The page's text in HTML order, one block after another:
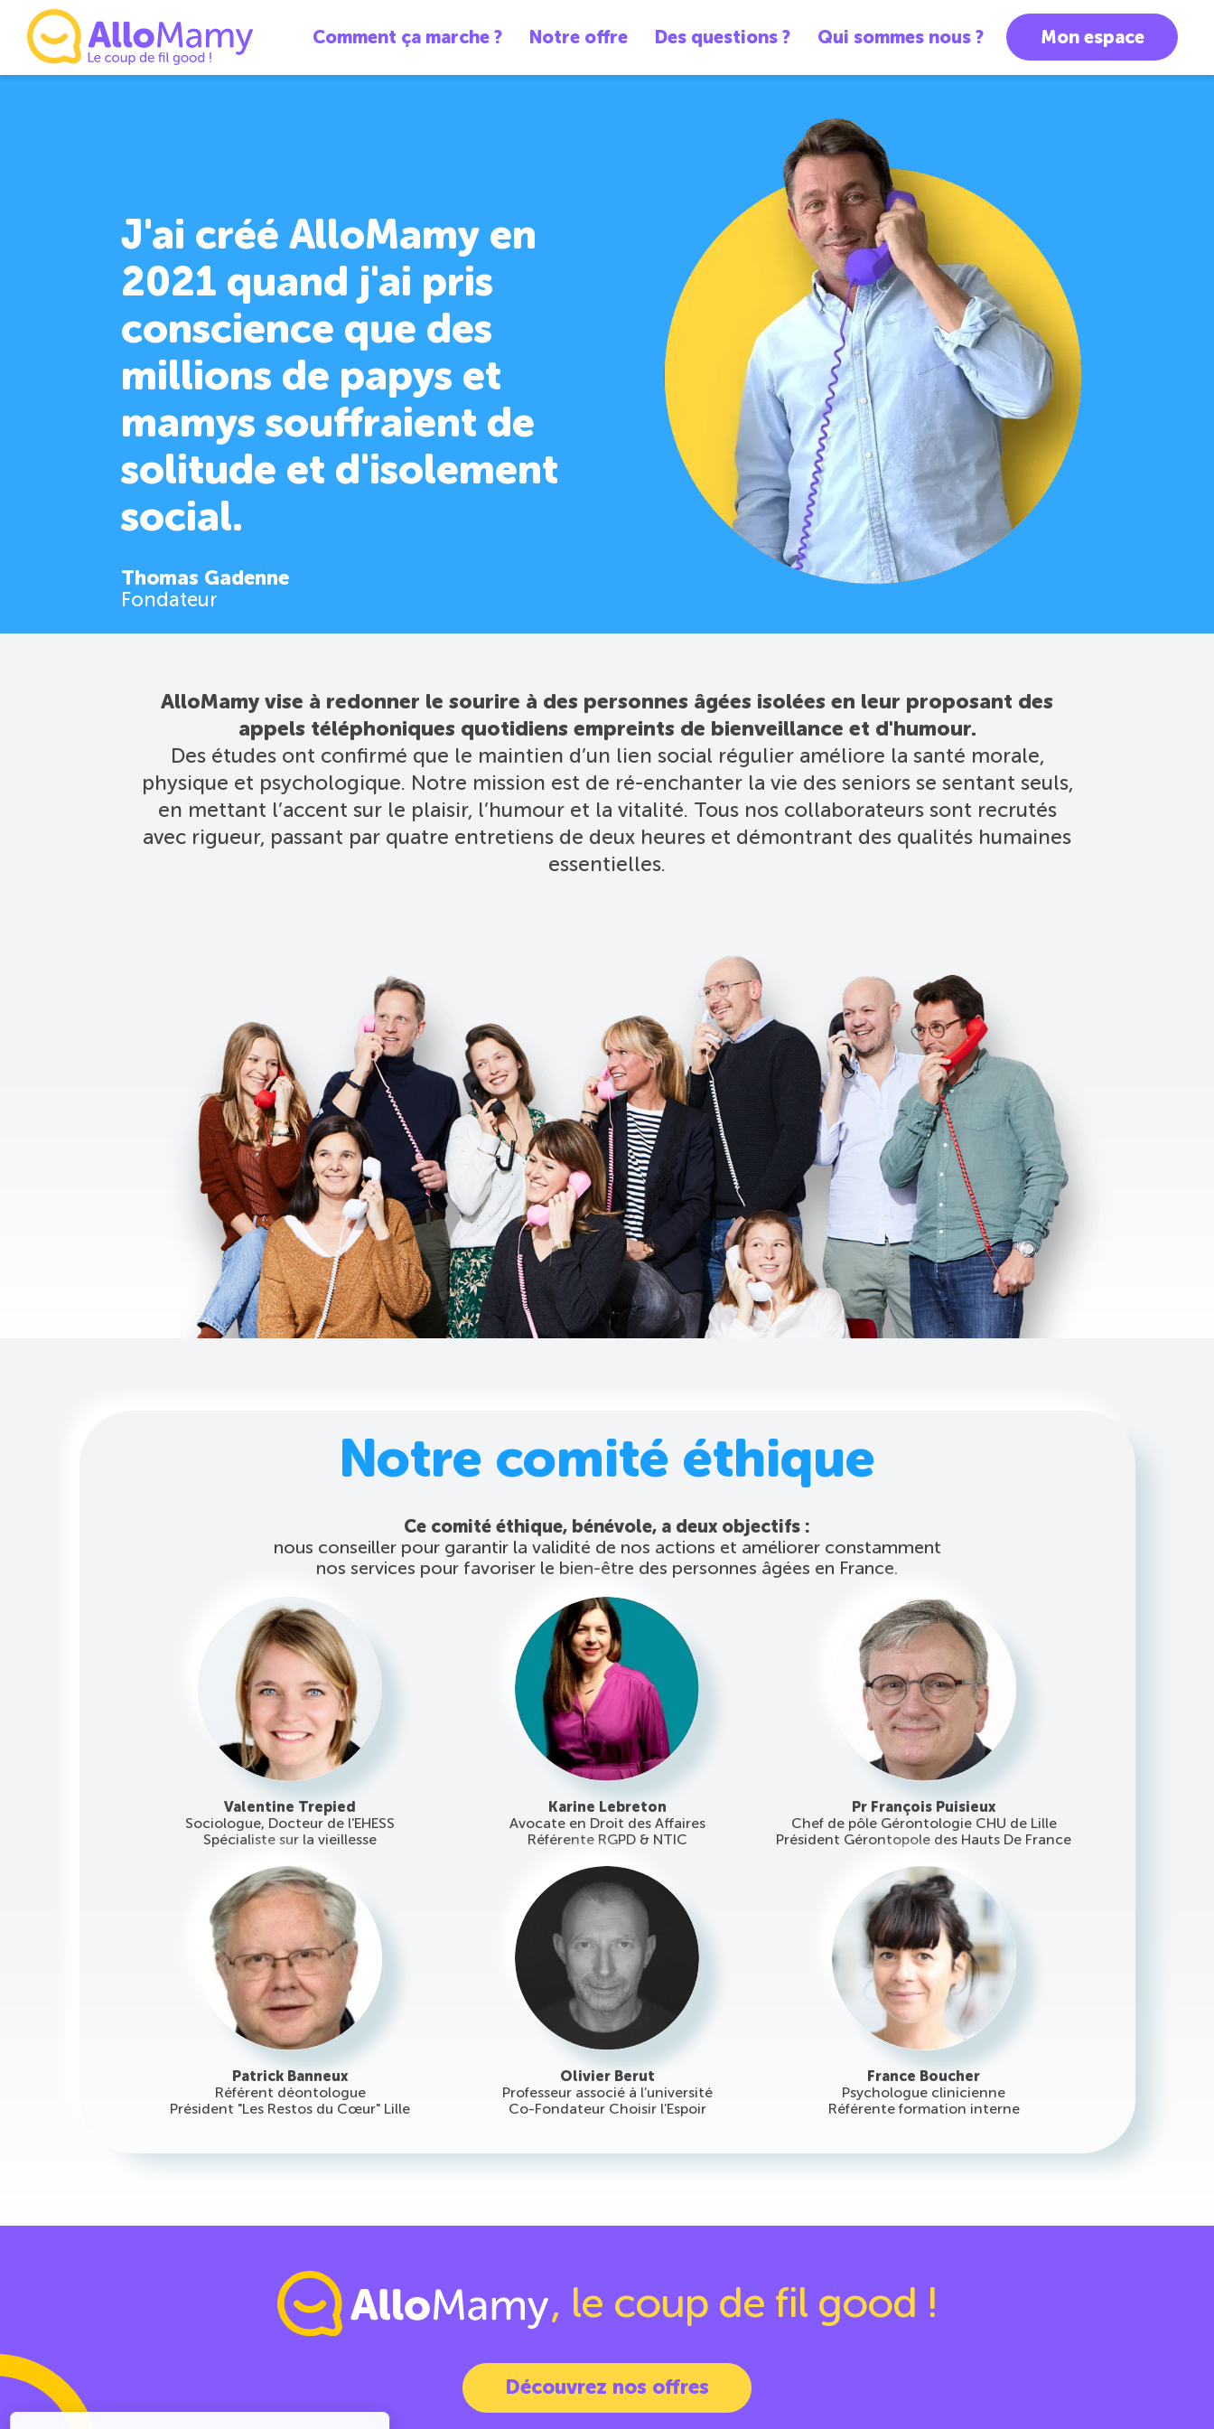
Comment ça marche ? Notre offre Des questions ? Qui sommes nous ? Mon espace
J'ai créé AlloMamy en
2021 quand j'ai pris
conscience que des
millions de papys et
mamys souffraient de
solitude et d'isolement
social.
Thomas Gadenne
Fondateur
AlloMamy vise à redonner le sourire à des personnes âgées isolées en leur proposant des
appels téléphoniques quotidiens empreints de bienveillance et d'humour.
Des études ont confirmé que le maintien d’un lien social régulier améliore la santé morale,
physique et psychologique. Notre mission est de ré-enchanter la vie des seniors se sentant seuls,
en mettant l’accent sur le plaisir, l’humour et la vitalité. Tous nos collaborateurs sont recrutés
avec rigueur, passant par quatre entretiens de deux heures et démontrant des qualités humaines
essentielles.
Notre comité éthique
Ce comité éthique, bénévole, a deux objectifs :
nous conseiller pour garantir la validité de nos actions et améliorer constamment
nos services pour favoriser le bien-être des personnes âgées en France.
Valentine Trepied
Sociologue, Docteur de l'EHESS
Spécialiste sur la vieillesse
Karine Lebreton
Avocate en Droit des Affaires
Référente RGPD & NTIC
Pr François Puisieux
Chef de pôle Gérontologie CHU de Lille
Président Gérontopole des Hauts De France
Patrick Banneux
Référent déontologue
Président "Les Restos du Cœur" Lille
Olivier Berut
Professeur associé à l’université
Co-Fondateur Choisir l’Espoir
France Boucher
Psychologue clinicienne
Référente formation interne
, le coup de fil good !
Découvrez nos offres